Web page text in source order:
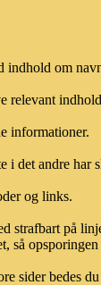
indhold om
relevant
informationer.
i det andre
og links.
strafbart på
så opsporingen
sider bedes